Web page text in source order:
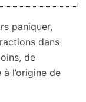
paniquer,
dans
de
l’origine de